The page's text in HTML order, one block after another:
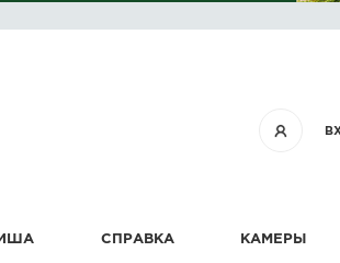
СПРАВКА КАМЕРЫ